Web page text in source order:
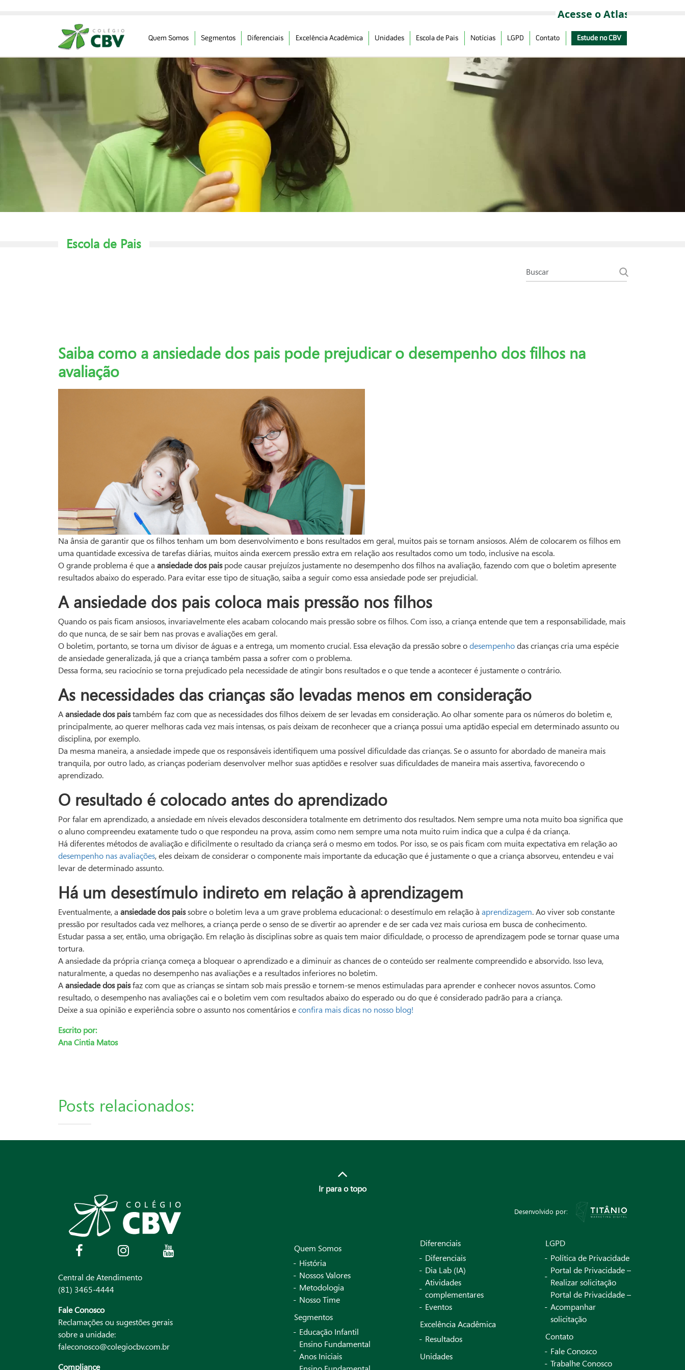
Quem Somos Segmentos Diferenciais Excelência Acadêmica Unidades Escola de Pais Notícias LGPD Contato Estude no CBV
Escola de Pais
Saiba como a ansiedade dos pais pode prejudicar o desempenho dos filhos na
avaliação
Na ânsia de garantir que os filhos tenham um bom desenvolvimento e bons resultados em geral, muitos pais se tornam ansiosos. Além de colocarem os filhos em
uma quantidade excessiva de tarefas diárias, muitos ainda exercem pressão extra em relação aos resultados como um todo, inclusive na escola.
O grande problema é que a ansiedade dos paispode causar prejuízos justamente no desempenho dos filhos na avaliação, fazendo com que o boletim apresente
resultados abaixo do esperado. Para evitar esse tipo de situação, saiba a seguir como essa ansiedade pode ser prejudicial.
A ansiedade dos pais coloca mais pressão nos filhos
Quando os pais ficam ansiosos, invariavelmente eles acabam colocando mais pressão sobre os filhos. Com isso, a criança entende que tem a responsabilidade, mais
do que nunca, de se sair bem nas provas e avaliações em geral.
O boletim, portanto, se torna um divisor de águas e a entrega, um momento crucial. Essa elevação da pressão sobre odesempenhodas crianças cria uma espécie
de ansiedade generalizada, já que a criança também passa a sofrer com o problema.
Dessa forma, seu raciocínio se torna prejudicado pela necessidade de atingir bons resultados e o que tende a acontecer é justamente o contrário.
As necessidades das crianças são levadas menos em consideração
Aansiedade dos paistambém faz com que as necessidades dos filhos deixem de ser levadas em consideração. Ao olhar somente para os números do boletim e,
principalmente, ao querer melhoras cada vez mais intensas, os pais deixam de reconhecer que a criança possui uma aptidão especial em determinado assunto ou
disciplina, por exemplo.
Da mesma maneira, a ansiedade impede que os responsáveis identifiquem uma possível dificuldade das crianças. Se o assunto for abordado de maneira mais
tranquila, por outro lado, as crianças poderiam desenvolver melhor suas aptidões e resolver suas dificuldades de maneira mais assertiva, favorecendo o
aprendizado.
O resultado é colocado antes do aprendizado
Por falar em aprendizado, a ansiedade em níveis elevados desconsidera totalmente em detrimento dos resultados. Nem sempre uma nota muito boa significa que
o aluno compreendeu exatamente tudo o que respondeu na prova, assim como nem sempre uma nota muito ruim indica que a culpa é da criança.
Há diferentes métodos de avaliação e dificilmente o resultado da criança será o mesmo em todos. Por isso, se os pais ficam com muita expectativa em relação ao
desempenho nas avaliações, eles deixam de considerar o componente mais importante da educação que é justamente o que a criança absorveu, entendeu e vai
levar de determinado assunto.
Há um desestímulo indireto em relação à aprendizagem
Eventualmente, a ansiedade dos paissobre o boletim leva a um grave problema educacional: o desestímulo em relação à aprendizagem. Ao viver sob constante
pressão por resultados cada vez melhores, a criança perde o senso de se divertir ao aprender e de ser cada vez mais curiosa em busca de conhecimento.
Estudar passa a ser, então, uma obrigação. Em relação às disciplinas sobre as quais tem maior dificuldade, o processo de aprendizagem pode se tornar quase uma
tortura.
A ansiedade da própria criança começa a bloquear o aprendizado e a diminuir as chances de o conteúdo ser realmente compreendido e absorvido. Isso leva,
naturalmente, a quedas no desempenho nas avaliações e a resultados inferiores no boletim.
Aansiedade dos paisfaz com que as crianças se sintam sob mais pressão e tornem-se menos estimuladas para aprender e conhecer novos assuntos. Como
resultado, o desempenho nas avaliações cai e o boletim vem com resultados abaixo do esperado ou do que é considerado padrão para a criança.
Deixe a sua opinião e experiência sobre o assunto nos comentários econfira mais dicas no nosso blog!
Escrito por:
Ana Cintia Matos
Posts relacionados:
Ir para o topo
Central de Atendimento
(81) 3465-4444
Fale Conosco
Reclamações ou sugestões gerais
sobre a unidade:
faleconosco@colegiocbv.com.br
Compliance
Desenvolvido por:
Quem Somos
História
Nossos Valores
Metodologia
Nosso Time
Segmentos
Educação Infantil
Ensino Fundamental
Anos Iniciais
Diferenciais
Diferenciais
Dia Lab (IA)
Atividades
complementares
Eventos
Excelência Acadêmica
Resultados
Unidades
LGPD
Política de Privacidade
Portal de Privacidade –
Realizar solicitação
Portal de Privacidade –
Acompanhar
solicitação
Contato
Fale Conosco
Trabalhe Conosco